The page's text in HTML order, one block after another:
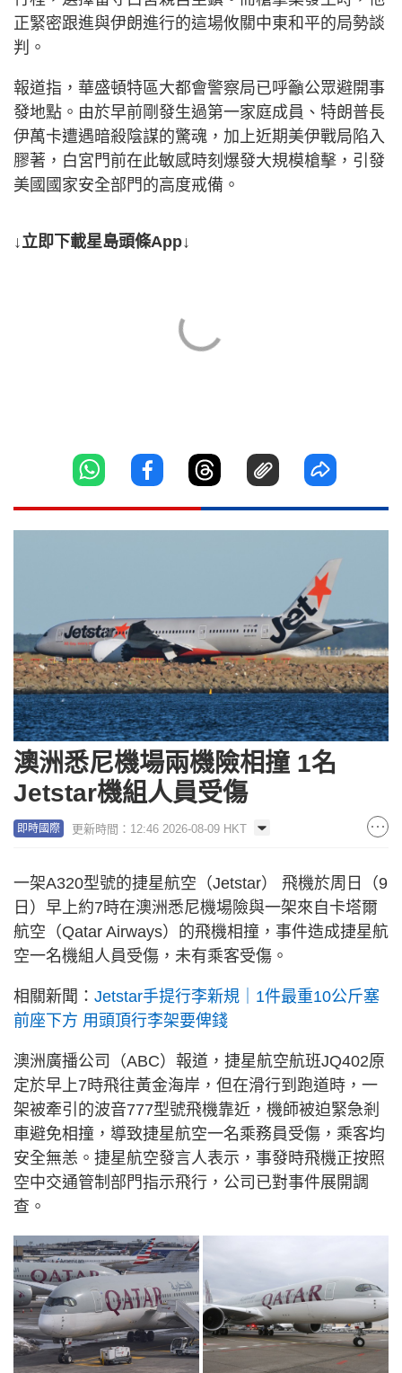
正緊密跟進與伊朗進行的這場攸關中東和平的局勢談
判。
報道指，華盛頓特區大都會警察局已呼籲公眾避開事
發地點。由於早前剛發生過第一家庭成員、特朗普長
伊萬卡遭遇暗殺陰謀的驚魂，加上近期美伊戰局陷入
膠著，白宮門前在此敏感時刻爆發大規模槍擊，引發
美國國家安全部門的高度戒備。
↓立即下載星島頭條App↓
澳洲悉尼機場兩機險相撞 1名
Jetstar機組人員受傷
即時國際 更新時間：12:46 2026-08-09 HKT
一架A320型號的捷星航空（Jetstar） 飛機於周日（9
日）早上約7時在澳洲悉尼機場險與一架來自卡塔爾
航空（Qatar Airways）的飛機相撞，事件造成捷星航
空一名機組人員受傷，未有乘客受傷。
相關新聞： Jetstar手提行李新規｜1件最重10公斤塞
前座下方 用頭頂行李架要俾錢
澳洲廣播公司（ABC）報道，捷星航空航班JQ402原
定於早上7時飛往黃金海岸，但在滑行到跑道時，一
架被牽引的波音777型號飛機靠近，機師被迫緊急剎
車避免相撞，導致捷星航空一名乘務員受傷，乘客均
安全無恙。捷星航空發言人表示，事發時飛機正按照
空中交通管制部門指示飛行，公司已對事件展開調
查。